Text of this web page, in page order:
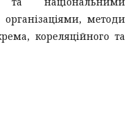
методи
кореляційного та